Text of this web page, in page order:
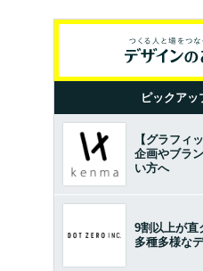
ピックアッ
【グラフィ
企画やブラ
い方へ
9割以上が直
多種多様な